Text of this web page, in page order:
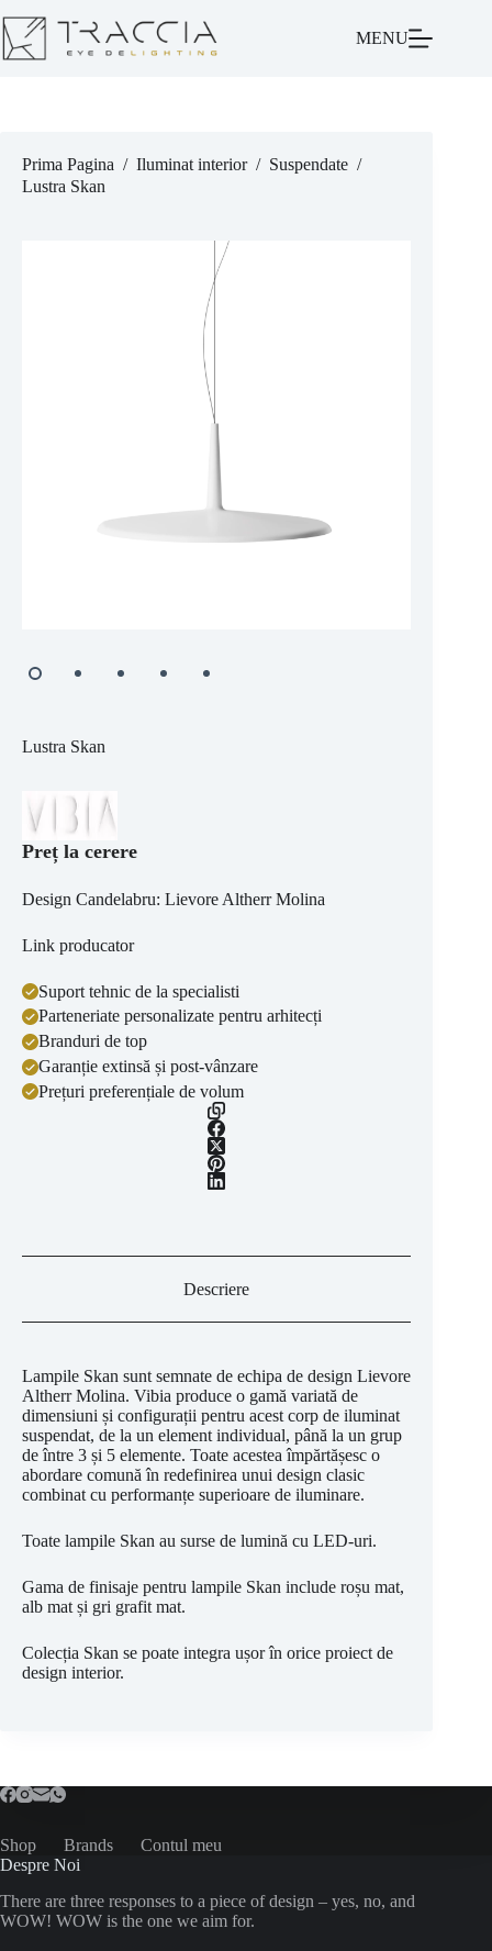
MENU
Prima Pagina / Iluminat interior / Suspendate /
Lustra Skan
Lustra Skan
Preț la cerere
Design Candelabru: Lievore Altherr Molina
Link producator
Suport tehnic de la specialisti
Parteneriate personalizate pentru arhitecți
Branduri de top
Garanție extinsă și post-vânzare
Prețuri preferențiale de volum
Descriere
Lampile Skan sunt semnate de echipa de design Lievore
Altherr Molina. Vibia produce o gamă variată de
dimensiuni și configurații pentru acest corp de iluminat
suspendat, de la un element individual, până la un grup
de între 3 și 5 elemente. Toate acestea împărtășesc o
abordare comună în redefinirea unui design clasic
combinat cu performanțe superioare de iluminare.
Toate lampile Skan au surse de lumină cu LED-uri.
Gama de finisaje pentru lampile Skan include roșu mat,
alb mat și gri grafit mat.
Colecția Skan se poate integra ușor în orice proiect de
design interior.
Shop Brands
Contul meu
Despre Noi
There are three responses to a piece of design – yes, no, and
WOW! WOW is the one we aim for.